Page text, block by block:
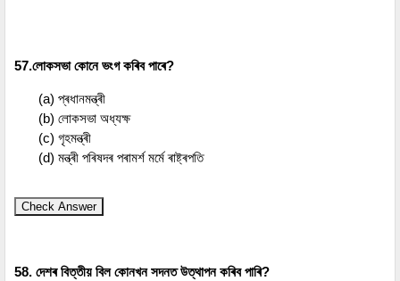
57.লোকসভা কোনে ভংগ কৰিব পাৰে?
(a) প্ৰধানমন্ত্ৰী
(b) লোকসভা অধ্যক্ষ
(c) গৃহমন্ত্ৰী
(d) মন্ত্ৰী পৰিষদৰ পৰামৰ্শ মৰ্মে ৰাষ্ট্ৰপতি
Check Answer
58. দেশৰ বিত্তীয় বিল কোনখন সদনত উত্থাপন কৰিব পাৰি?